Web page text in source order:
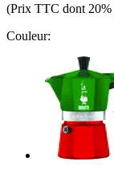
(Prix TTC dont
Couleur: